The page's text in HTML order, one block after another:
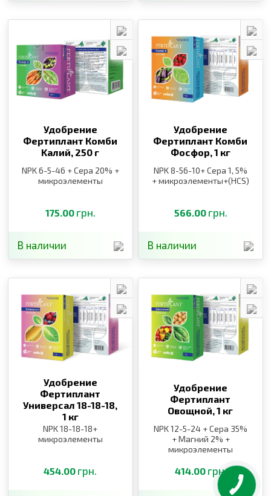
Удобрение
Фертиплант Комби
Kалий, 250 г
NPK 6-5-46 + Сера 20% +
микроэлементы
175.00 грн.
В наличии
Удобрение
Фертиплант Комби
Фосфор,1 кг
NPK 8-56-10+ Сера 1, 5%
+ микроэлементы+(HCS)
566.00 грн.
В наличии
Удобрение
Фертиплант
Универсал 18-18-18,
1 кг
NPK 18-18-18+
микроэлементы
454.00 грн.
Удобрение
Фертиплант
Овощной,1 кг
NPK 12-5-24 + Сера 35%
+ Магний 2% +
микроэлементы
414.00 грн.